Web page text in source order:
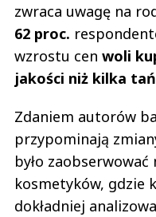
zwraca uwagę na
62 proc.
wzrostu cen woli
jakości niż kilka
Zdaniem autorów
przypominają
było
kosmetyków, gdzie
dokładniej